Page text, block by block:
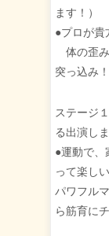
ます！）
●プロが貴
体の歪み
突っ込み！
ステージ
る出演し
●運動で、
って楽し
パワフル
ら筋育に